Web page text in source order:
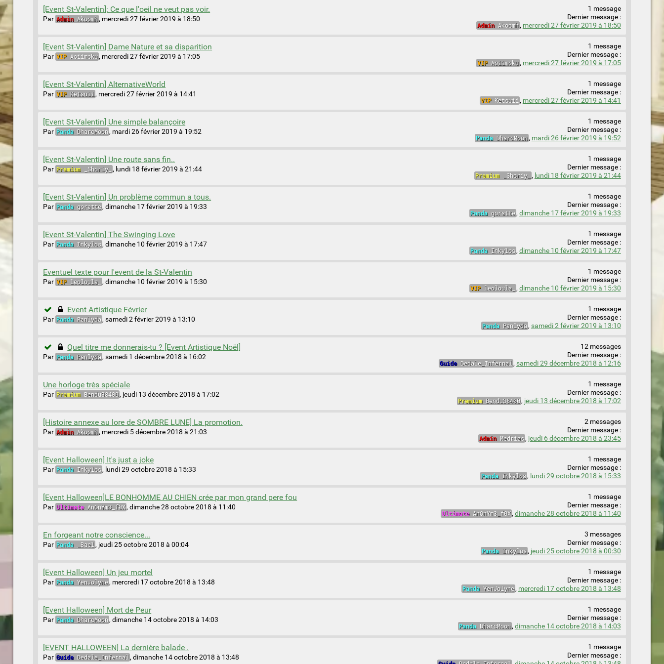
1 message
Dernier message :
AdminAkoomh, mercredi 27 février 2019 à 18:50
[Event St-Valentin]: Ce que l'oeil ne veut pas voir.
Par AdminAkoomh, mercredi 27 février 2019 à 18:50
1 message
Dernier message :
VIPAoiimoku, mercredi 27 février 2019 à 17:05
[Event St-Valentin] Dame Nature et sa disparition
Par VIPAoiimoku, mercredi 27 février 2019 à 17:05
1 message
Dernier message :
VIPKetsuii, mercredi 27 février 2019 à 14:41
[Event St-Valentin] AlternativeWorld
Par VIPKetsuii, mercredi 27 février 2019 à 14:41
1 message
Dernier message :
PandaDharcMoon, mardi 26 février 2019 à 19:52
[Event St-Valentin] Une simple balançoire
Par PandaDharcMoon, mardi 26 février 2019 à 19:52
1 message
Dernier message :
Premium_Shoriy_ , lundi 18 février 2019 à 21:44
[Event St-Valentin] Une route sans fin..
Par Premium_Shoriy_ , lundi 18 février 2019 à 21:44
1 message
Dernier message :
Pandagoratte, dimanche 17 février 2019 à 19:33
[Event St-Valentin] Un problème commun a tous.
Par Pandagoratte,dimanche 17 février 2019 à 19:33
1 message
Dernier message :
PandaInkylos, dimanche 10 février 2019 à 17:47
[Event St-Valentin] The Swinging Love
Par PandaInkylos,dimanche 10 février 2019 à 17:47
1 message
Dernier message :
VIPleoloula_ , dimanche 10 février 2019 à 15:30
Eventuel texte pour l'event de la St-Valentin
Par VIPleoloula_ ,dimanche 10 février 2019 à 15:30
1 message
Dernier message :
PandaPanlyda, samedi 2 février 2019 à 13:10
Event Artistique Février
Par PandaPanlyda,samedi 2 février 2019 à 13:10
12 messages
Dernier message :
GuideDedale_Infernal, samedi 29 décembre 2018 à 12:16
Quel titre me donnerais-tu ? [Event Artistique Noël]
Par PandaPanlyda,samedi 1 décembre 2018 à 16:02
1 message
Dernier message :
PremiumBendu38400, jeudi 13 décembre 2018 à 17:02
Une horloge très spéciale
Par PremiumBendu38400, jeudi 13 décembre 2018 à 17:02
2 messages
Dernier message :
AdminMedrias, jeudi 6 décembre 2018 à 23:45
[Histoire annexe au lore de SOMBRE LUNE] La promotion.
Par AdminAkoomh, mercredi 5 décembre 2018 à 21:03
1 message
Dernier message :
PandaInkylos, lundi 29 octobre 2018 à 15:33
[Event Halloween] It's just a joke
Par PandaInkylos, lundi 29 octobre 2018 à 15:33
1 message
Dernier message :
UltimateAnOnYm3_f0X, dimanche 28 octobre 2018 à 11:40
[Event Halloween]LE BONHOMME AU CHIEN crée par mon grand pere fou
Par UltimateAnOnYm3_f0X,dimanche 28 octobre 2018 à 11:40
3 messages
Dernier message :
PandaInkylos, jeudi 25 octobre 2018 à 00:30
En forgeant notre conscience...
Par Panda_Bael, jeudi 25 octobre 2018 à 00:04
1 message
Dernier message :
PandaYenJolyne, mercredi 17 octobre 2018 à 13:48
[Event Halloween] Un jeu mortel
Par PandaYenJolyne, mercredi 17 octobre 2018 à 13:48
1 message
Dernier message :
PandaDharcMoon, dimanche 14 octobre 2018 à 14:03
[Event Halloween] Mort de Peur
Par PandaDharcMoon,dimanche 14 octobre 2018 à 14:03
1 message
Dernier message :
[EVENT HALLOWEEN] La dernière balade .
Par GuideDedale_Infernal,dimanche 14 octobre 2018 à 13:48